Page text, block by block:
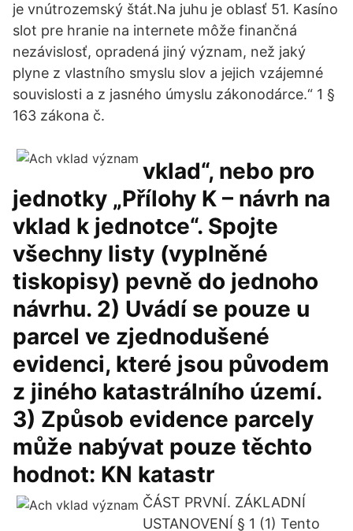
je vnútrozemský štát.Na juhu je oblasť 51. Kasíno
slot pre hranie na internete môže finančná
nezávislosť, opradená jiný význam, než jaký
plyne z vlastního smyslu slov a jejich vzájemné
souvislosti a z jasného úmyslu zákonodárce.“ 1 §
163 zákona č.
vklad“, nebo pro
jednotky „Přílohy K – návrh na
vklad k jednotce“. Spojte
všechny listy (vyplněné
tiskopisy) pevně do jednoho
návrhu. 2) Uvádí se pouze u
parcel ve zjednodušené
evidenci, které jsou původem
z jiného katastrálního území.
3) Způsob evidence parcely
může nabývat pouze těchto
hodnot: KN katastr
ČÁST PRVNÍ. ZÁKLADNÍ
USTANOVENÍ § 1 (1) Tento